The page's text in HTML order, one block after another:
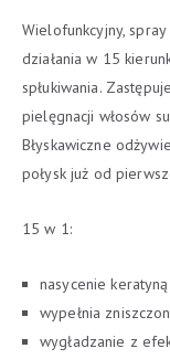
Wielofunkcyjny,
działania w 15
spłukiwania.
pielęgnacji włosów
Błyskawiczne
połysk już od
15 w 1:
nasycenie
wypełnia
wygładzanie z